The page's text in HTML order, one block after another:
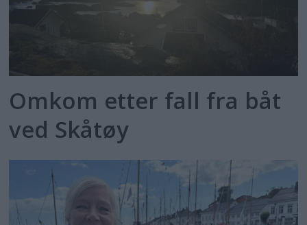
Omkom etter fall fra båt
ved Skåtøy